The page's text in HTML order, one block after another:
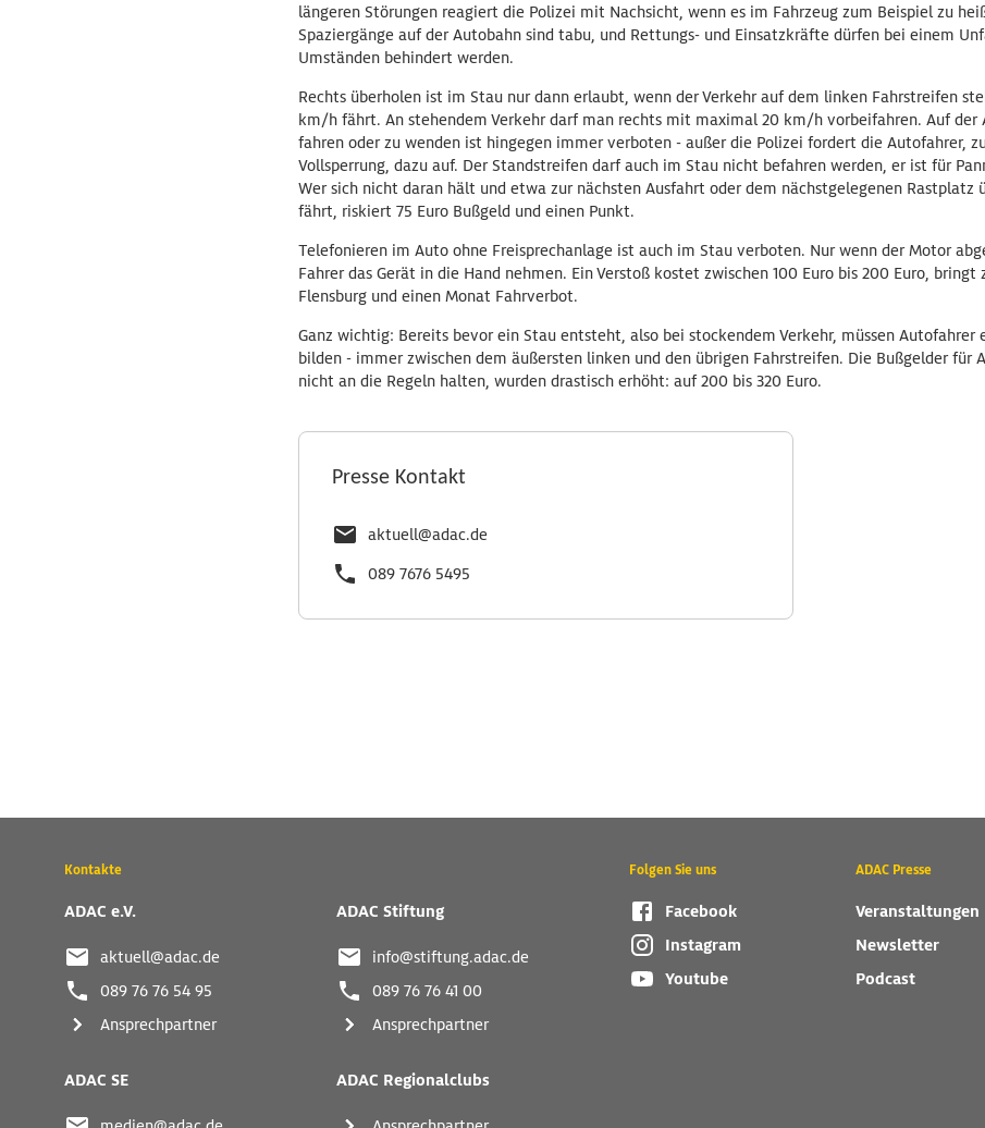
längeren Störungen reagiert die Polizei mit Nachsicht, wenn es im Fahrzeug zum Beispiel zu
Spaziergänge auf der Autobahn sind tabu, und Rettungs- und Einsatzkräfte dürfen bei einem
Umständen behindert werden.
Rechts überholen ist im Stau nur dann erlaubt, wenn der Verkehr auf dem linken Fahrstreifen
km/h fährt. An stehendem Verkehr darf man rechts mit maximal 20 km/h vorbeifahren. Auf der
fahren oder zu wenden ist hingegen immer verboten - außer die Polizei fordert die Autofahrer,
Vollsperrung, dazu auf. Der Standstreifen darf auch im Stau nicht befahren werden, er ist für
Wer sich nicht daran hält und etwa zur nächsten Ausfahrt oder dem nächstgelegenen Rastplatz
fährt, riskiert 75 Euro Bußgeld und einen Punkt.
Telefonieren im Auto ohne Freisprechanlage ist auch im Stau verboten. Nur wenn der Motor
Fahrer das Gerät in die Hand nehmen. Ein Verstoß kostet zwischen 100 Euro bis 200 Euro, bringt
Flensburg und einen Monat Fahrverbot.
Ganz wichtig: Bereits bevor ein Stau entsteht, also bei stockendem Verkehr, müssen Autofahrer
bilden - immer zwischen dem äußersten linken und den übrigen Fahrstreifen. Die Bußgelder für
nicht an die Regeln halten, wurden drastisch erhöht: auf 200 bis 320 Euro.
Presse Kontakt
aktuell@adac.de
089 7676 5495
Wichtige
und
Links
Kontakte
ADAC e.V.
aktuell@adac.de
089 76 76 54 95
Ansprechpartner
ADAC Stiftung
info@stiftung.adac.de
089 76 76 41 00
Ansprechpartner
ADAC SE ADAC Regionalclubs
Folgen Sie uns
Facebook
Instagram
Youtube
ADAC Presse
Veranstaltungen
Newsletter
Podcast